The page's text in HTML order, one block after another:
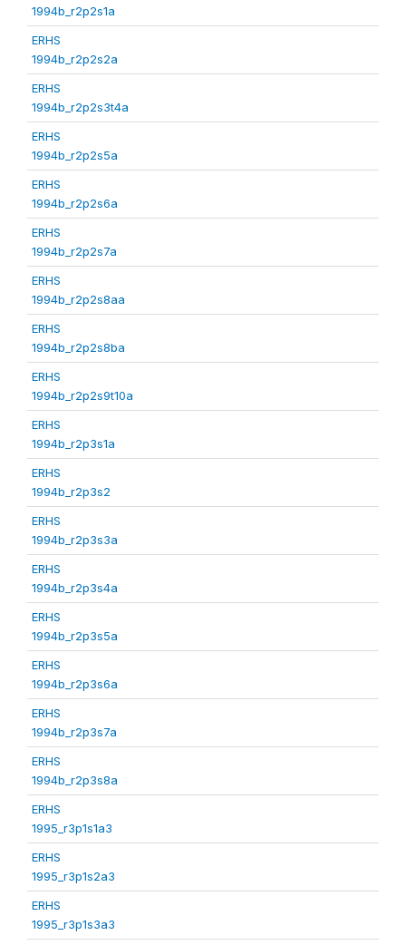
1994b_r2p2s1a
ERHS
1994b_r2p2s2a
ERHS
1994b_r2p2s3t4a
ERHS
1994b_r2p2s5a
ERHS
1994b_r2p2s6a
ERHS
1994b_r2p2s7a
ERHS
1994b_r2p2s8aa
ERHS
1994b_r2p2s8ba
ERHS
1994b_r2p2s9t10a
ERHS
1994b_r2p3s1a
ERHS
1994b_r2p3s2
ERHS
1994b_r2p3s3a
ERHS
1994b_r2p3s4a
ERHS
1994b_r2p3s5a
ERHS
1994b_r2p3s6a
ERHS
1994b_r2p3s7a
ERHS
1994b_r2p3s8a
ERHS
1995_r3p1s1a3
ERHS
1995_r3p1s2a3
ERHS
1995_r3p1s3a3